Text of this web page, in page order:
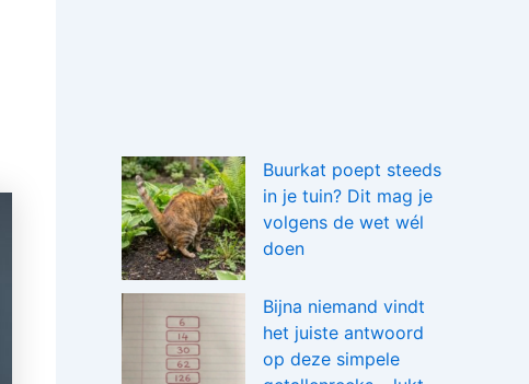
Buurkat poept steeds
in je tuin? Dit mag je
volgens de wet wél
doen
Bijna niemand vindt
het juiste antwoord
op deze simpele